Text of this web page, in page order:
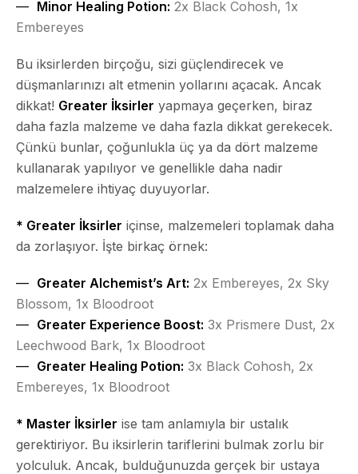
Minor Healing Potion: 2x Black Cohosh, 1x
Embereyes
Bu iksirlerden birçoğu, sizi güçlendirecek ve
düşmanlarınızı alt etmenin yollarını açacak. Ancak
dikkat! Greater İksirler yapmaya geçerken, biraz
daha fazla malzeme ve daha fazla dikkat gerekecek.
Çünkü bunlar, çoğunlukla üç ya da dört malzeme
kullanarak yapılıyor ve genellikle daha nadir
malzemelere ihtiyaç duyuyorlar.
* Greater İksirler içinse, malzemeleri toplamak daha
da zorlaşıyor. İşte birkaç örnek:
Greater Alchemist’s Art: 2x Embereyes, 2x Sky
Blossom, 1x Bloodroot
Greater Experience Boost: 3x Prismere Dust, 2x
Leechwood Bark, 1x Bloodroot
Greater Healing Potion: 3x Black Cohosh, 2x
Embereyes, 1x Bloodroot
* Master İksirler ise tam anlamıyla bir ustalık
gerektiriyor. Bu iksirlerin tariflerini bulmak zorlu bir
yolculuk. Ancak, bulduğunuzda gerçek bir ustaya